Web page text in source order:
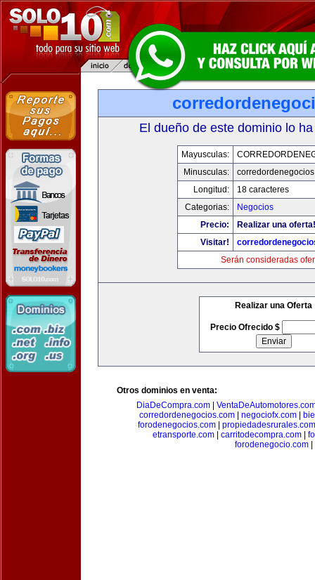
El dueño de este dominio lo
Mayusculas:
Minusculas:
Longitud:
18 caracteres
Categorias:
Negocios
Precio:
Realizar una oferta!
Visitar!
Serán consideradas
Realizar una Oferta
Precio Ofrecido $
Otros dominios en venta:
DiaDeCompra.com|
corredordenegocios.com
negociofx.com
forodenegocios.com
propiedadesrurales.com
etransporte.com
carritodecompra.com
forodenegocio.com|